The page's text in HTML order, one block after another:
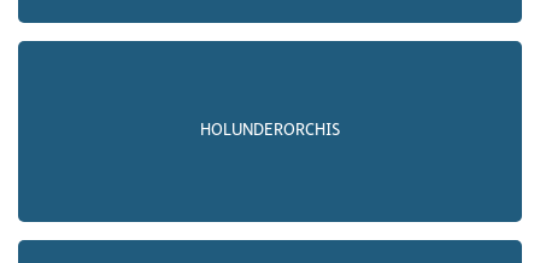
HOLUNDERORCHIS